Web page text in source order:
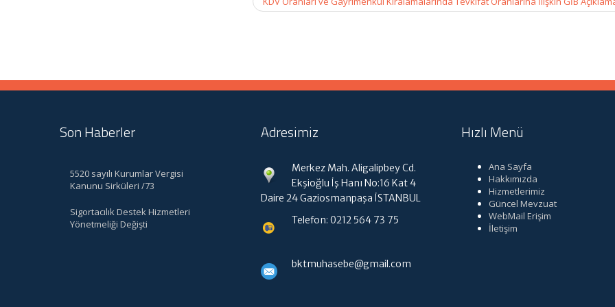
Son Haberler
5520 sayılı Kurumlar Vergisi
Kanunu Sirküleri /73
Sigortacılık Destek Hizmetleri
Yönetmeliği Değişti
Adresimiz
Merkez Mah. Aligalipbey Cd.
Ekşioğlu İş Hanı No:16 Kat 4
Daire 24 Gaziosmanpaşa İSTANBUL
Telefon: 0212 564 73 75
bktmuhasebe@gmail.com
Hızlı Menü
Ana Sayfa
Hakkımızda
Hizmetlerimiz
Güncel Mevzuat
WebMail Erişim
İletişim